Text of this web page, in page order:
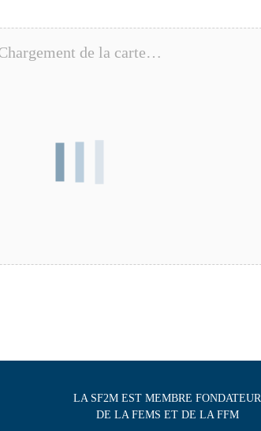
de la carte…
LA SF2M EST MEMBRE FONDATEUR
DE LA FEMS ET DE LA FFM